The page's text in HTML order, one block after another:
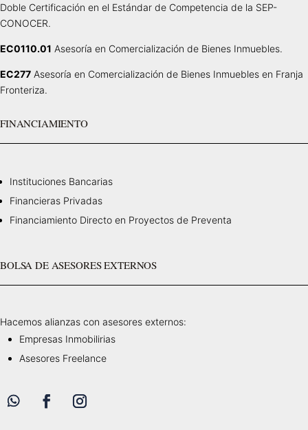
Doble Certificación en el Estándar de Competencia de la SEP-
CONOCER.
EC0110.01 Asesoría en Comercialización de Bienes Inmuebles.
EC277 Asesoría en Comercialización de Bienes Inmuebles en Franja
Fronteriza.
FINANCIAMIENTO
Instituciones Bancarias
Financieras Privadas
Financiamiento Directo en Proyectos de Preventa
BOLSA DE ASESORES EXTERNOS
Hacemos alianzas con asesores externos:
Empresas Inmobilirias
Asesores Freelance